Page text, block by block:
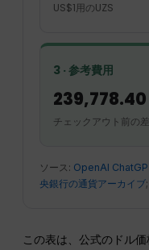
US$1用のUZS
3 · 参考費用
239,778.40
チェックアウト前の
ソース: OpenAI
央銀行の通貨アーカイブ
この表は、公式のドル